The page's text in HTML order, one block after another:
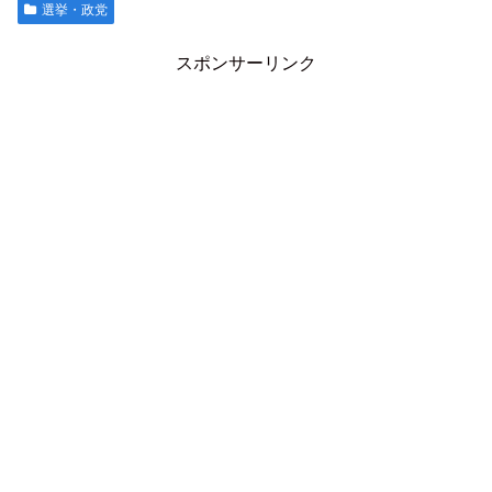
選挙・政党
スポンサーリンク